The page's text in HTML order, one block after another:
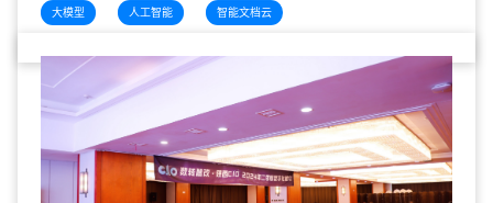
软、讯飞、字节跳动等头部互联网企业，以及工行、招行、中
信、汇丰等金融机构的100+一线从业者和技术
大模型 人工智能 智能文档云